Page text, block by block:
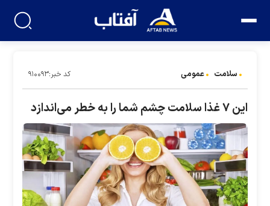
سلامت عمومی کد خبر:۹۱۰۰۹۳
این ۷ غذا سلامت چشم شما را به خطر می‌اندازد